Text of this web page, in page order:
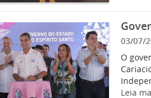
03/07/
O
Leia